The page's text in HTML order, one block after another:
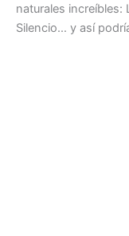
naturales increíbles:
Silencio… y así